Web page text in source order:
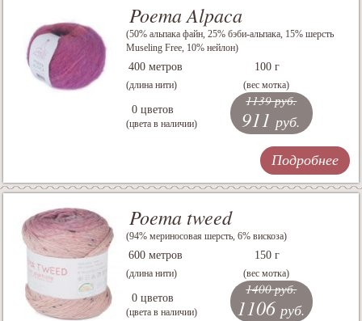
Poema Alpaca
(50% альпака файн, 25% бэби-альпака, 15% шерсть
Museling Free, 10% нейлон)
400 метров
(длина нити)
100 г
(вес мотка)
0 цветов
(цвета в наличии)
1139 руб.
911 руб.
Подробнее
Poema tweed
(94% мериносовая шерсть, 6% вискоза)
600 метров
(длина нити)
150 г
(вес мотка)
0 цветов
(цвета в наличии)
1400 руб.
1106 руб.